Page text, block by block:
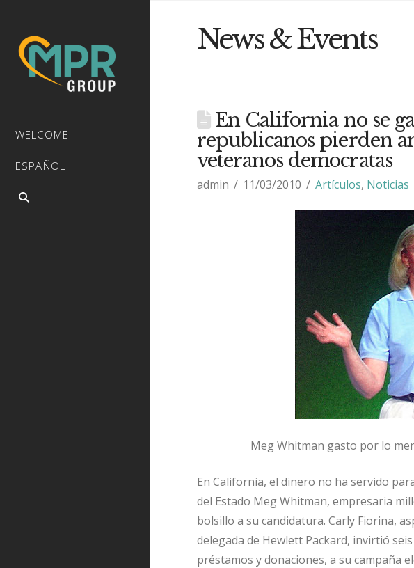
WELCOME
ESPAÑOL
News & Events
En California no se
republicanos pierden
veteranos democratas
admin 11/03/2010 Artículos, Noticias
Meg Whitman gasto por lo
En California, el dinero no ha servido
del Estado Meg Whitman, empresaria
bolsillo a su candidatura. Carly Fiorina,
delegada de Hewlett Packard, invirtió
préstamos y donaciones, a su campaña